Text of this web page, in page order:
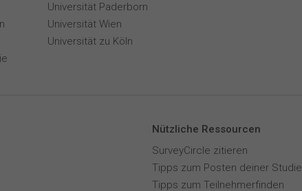
Universität Paderborn
Universität Wien
Universität zu Köln
Nützliche Ressourcen
SurveyCircle zitieren
Tipps zum Posten deiner Studie
Tipps zum Teilnehmerfinden